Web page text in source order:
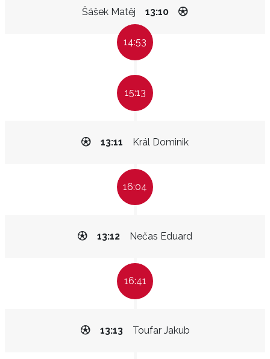
Šášek Matěj 13:10
14:53
15:13
Král Dominik
13:11
16:04
Nečas Eduard
13:12
16:41
Toufar Jakub
13:13